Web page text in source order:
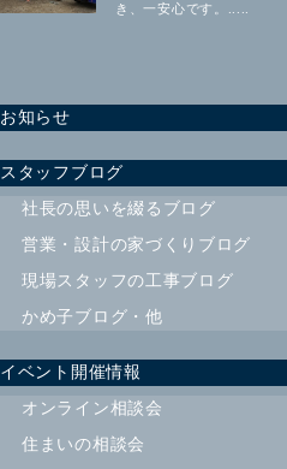
き、一安心です。.....
お知らせ
スタッフブログ
社長の思いを綴るブログ
営業・設計の家づくりブログ
現場スタッフの工事ブログ
かめ子ブログ・他
イベント開催情報
オンライン相談会
住まいの相談会